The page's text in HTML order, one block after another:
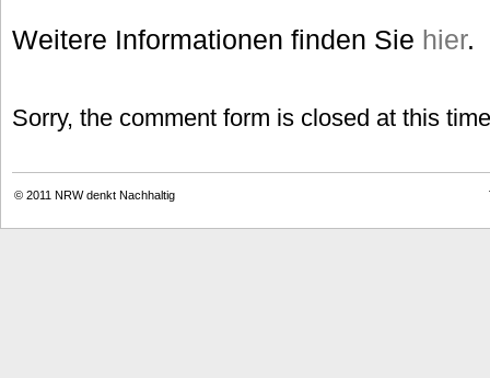
Weitere Informationen finden Sie hier.
Sorry, the comment form is closed at this
© 2011 NRW denkt Nachhaltig